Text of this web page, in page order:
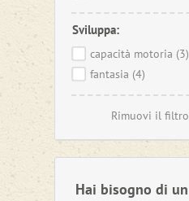
Sviluppa:
capacità motoria (3)
fantasia (4)
Rimuovi il filtro
Hai bisogno di un